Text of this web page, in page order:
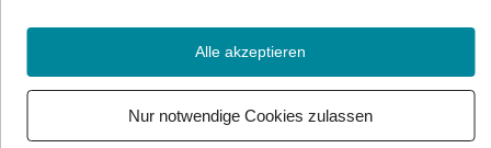
Casting haben wir Anja, Carina und David
kennengelernt, die Videos findet man hier:
ESC-Casting: Wir stellen Carina Kilinc vor
Alle akzeptieren
Nur notwendige Cookies zulassen